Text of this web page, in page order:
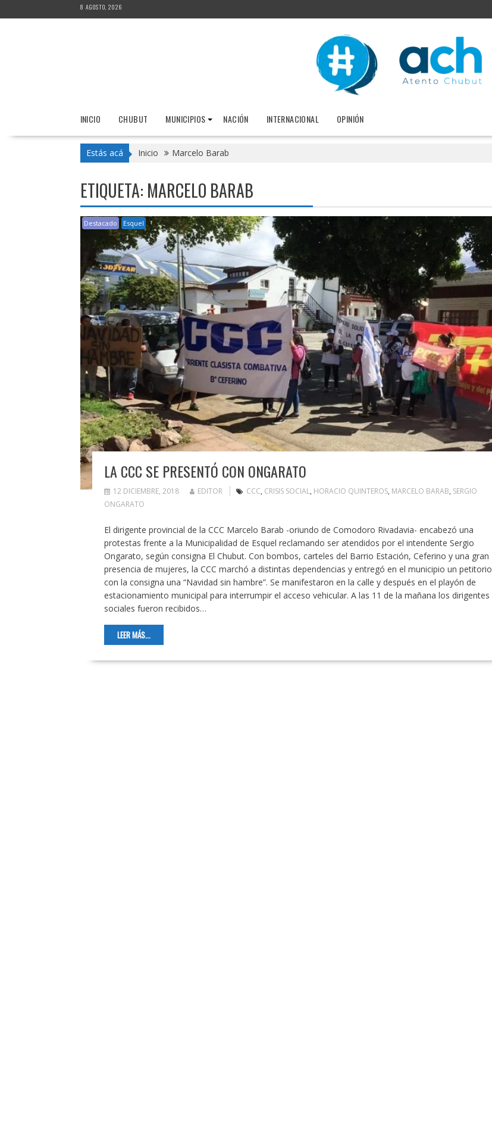
al
8 AGOSTO, 2026
INICIO CHUBUT MUNICIPIOS NACIÓN INTERNACIONAL OPINIÓN
Estás acá Inicio Marcelo Barab
ETIQUETA: MARCELO BARAB
Destacado Esquel
LA CCC SE PRESENTÓ CON ONGARATO
12 DICIEMBRE, 2018 EDITOR CCC, CRISIS SOCIAL, HORACIO QUINTEROS, MARCELO BARAB, SERGIO
ONGARATO
El dirigente provincial de la CCC Marcelo Barab -oriundo de Comodoro Rivadavia- encabezó una
protestas frente a la Municipalidad de Esquel reclamando ser atendidos por el intendente Sergio
Ongarato, según consigna El Chubut. Con bombos, carteles del Barrio Estación, Ceferino y una gran
presencia de mujeres, la CCC marchó a distintas dependencias y entregó en el municipio un petitorio
con la consigna una “Navidad sin hambre”. Se manifestaron en la calle y después en el playón de
estacionamiento municipal para interrumpir el acceso vehicular. A las 11 de la mañana los dirigentes
sociales fueron recibidos…
LEER MÁS...